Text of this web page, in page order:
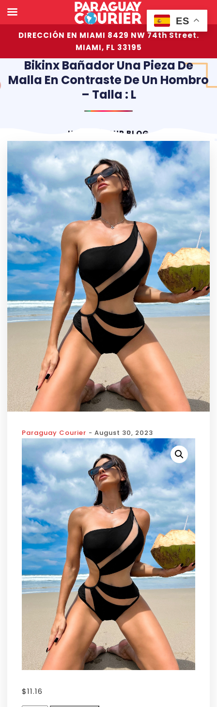
DIRECCIÓN EN MIAMI 8429 NW 74th Street.
MIAMI, FL 33195
Bikinx Bañador Una Pieza De
Malla En Contraste De Un Hombro
– Talla : L
HOME OUR BLOG
Paraguay Courier - August 30, 2023
$11.16
ES